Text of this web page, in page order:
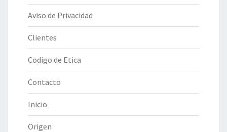
Aviso de Privacidad
Clientes
Codigo de Etica
Contacto
Inicio
Origen